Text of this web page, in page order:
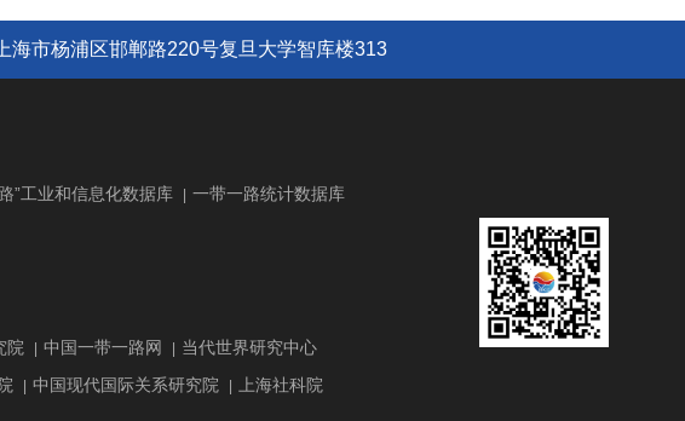
上海市杨浦区邯郸路220号复旦大学智库楼313
”工业和信息化数据库
一带一路统计数据库
院 中国一带一路网
当代世界研究中心
中国现代国际关系研究院 上海社科院